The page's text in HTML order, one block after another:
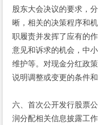
股东大会决议的要求，
晰，相关的决策程序和
职履责并发挥了应有的
意见和诉求的机会，中
维护等。对现金分红政
说明调整或变更的条件
六、首次公开发行股票
润分配相关信息披露工作